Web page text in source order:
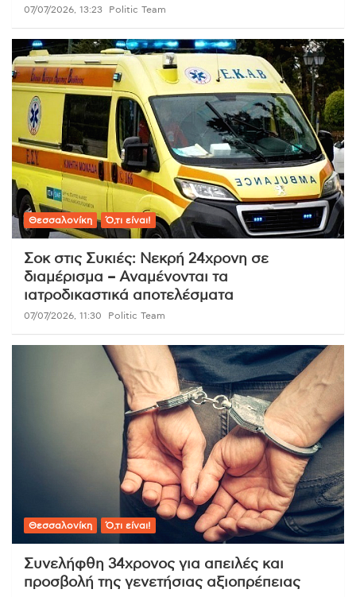
07/07/2026, 13:23 Politic Team
Θεσσαλονίκη Ό,τι είναι!
Σοκ στις Συκιές: Νεκρή 24χρονη σε
διαμέρισμα – Αναμένονται τα
ιατροδικαστικά αποτελέσματα
07/07/2026, 11:30 Politic Team
Θεσσαλονίκη Ό,τι είναι!
Συνελήφθη 34χρονος για απειλές και
προσβολή της γενετήσιας αξιοπρέπειας